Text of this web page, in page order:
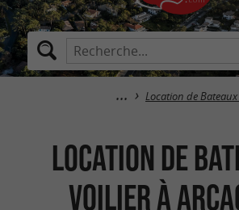
Location de
Location de
Voilier à